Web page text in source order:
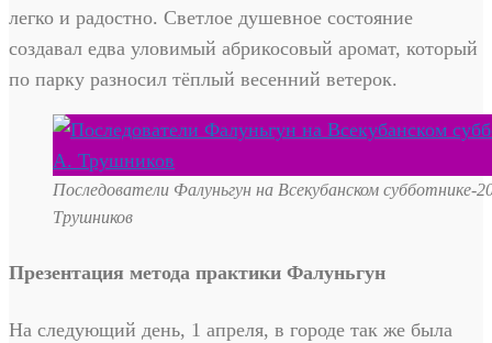
легко и радостно. Светлое душевное состояние
создавал едва уловимый абрикосовый аромат, который
по парку разносил тёплый весенний ветерок.
Последователи Фалуньгун на Всекубанском
Трушников
Презентация метода практики Фалуньгун
На следующий день, 1 апреля, в городе так же была